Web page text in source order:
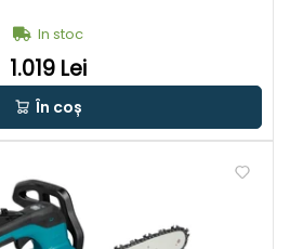
In stoc
1.019 Lei
În coș